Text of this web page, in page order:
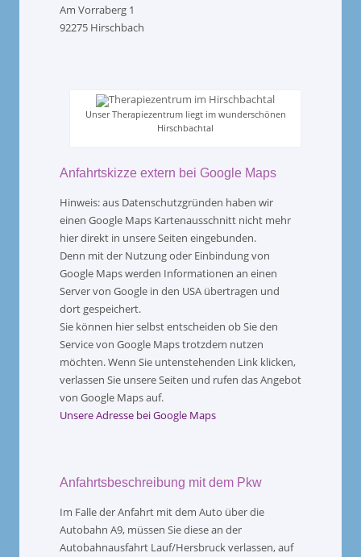
Am Vorraberg 1
92275 Hirschbach
Unser Therapiezentrum liegt im wunderschönen
Hirschbachtal
Anfahrtskizze extern bei Google Maps
Hinweis: aus Datenschutzgründen haben wir
einen Google Maps Kartenausschnitt nicht mehr
hier direkt in unsere Seiten eingebunden.
Denn mit der Nutzung oder Einbindung von
Google Maps werden Informationen an einen
Server von Google in den USA übertragen und
dort gespeichert.
Sie können hier selbst entscheiden ob Sie den
Service von Google Maps trotzdem nutzen
möchten. Wenn Sie untenstehenden Link klicken,
verlassen Sie unsere Seiten und rufen das Angebot
von Google Maps auf.
Unsere Adresse bei Google Maps
Anfahrtsbeschreibung mit dem Pkw
Im Falle der Anfahrt mit dem Auto über die
Autobahn A9, müssen Sie diese an der
Autobahnausfahrt Lauf/Hersbruck verlassen, auf